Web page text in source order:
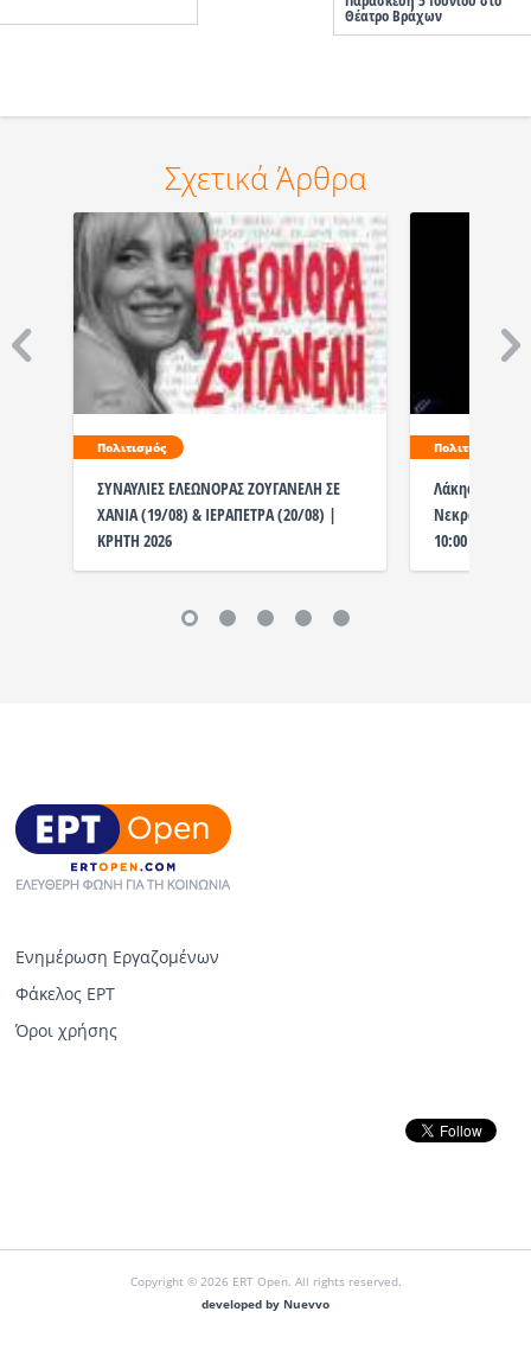
Θέατρο Βράχων
Σχετικά Άρθρα
Πολιτισμός
ΣΥΝΑΥΛΙΕΣ ΕΛΕΩΝΟΡΑΣ ΖΟΥΓΑΝΕΛΗ ΣΕ
ΧΑΝΙΑ (19/08) & ΙΕΡΑΠΕΤΡΑ (20/08) |
ΚΡΗΤΗ 2026
Πολιτισμός
Λάκης
Νεκροταφείο
10:00 το
Ενημέρωση Εργαζομένων
Φάκελος ΕΡΤ
Όροι χρήσης
Copyright © 2026 ERT Open. All rights reserved.
developed by Nuevvo